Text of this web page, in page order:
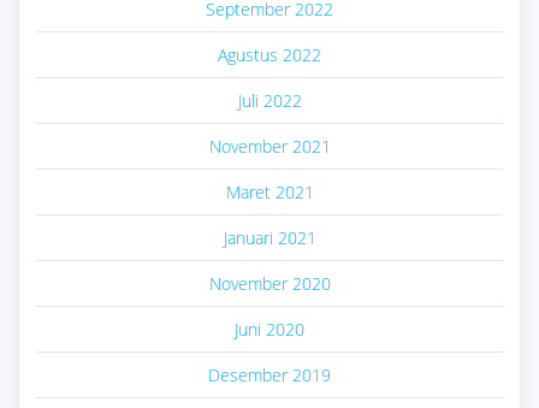
September 2022
Agustus 2022
Juli 2022
November 2021
Maret 2021
Januari 2021
November 2020
Juni 2020
Desember 2019